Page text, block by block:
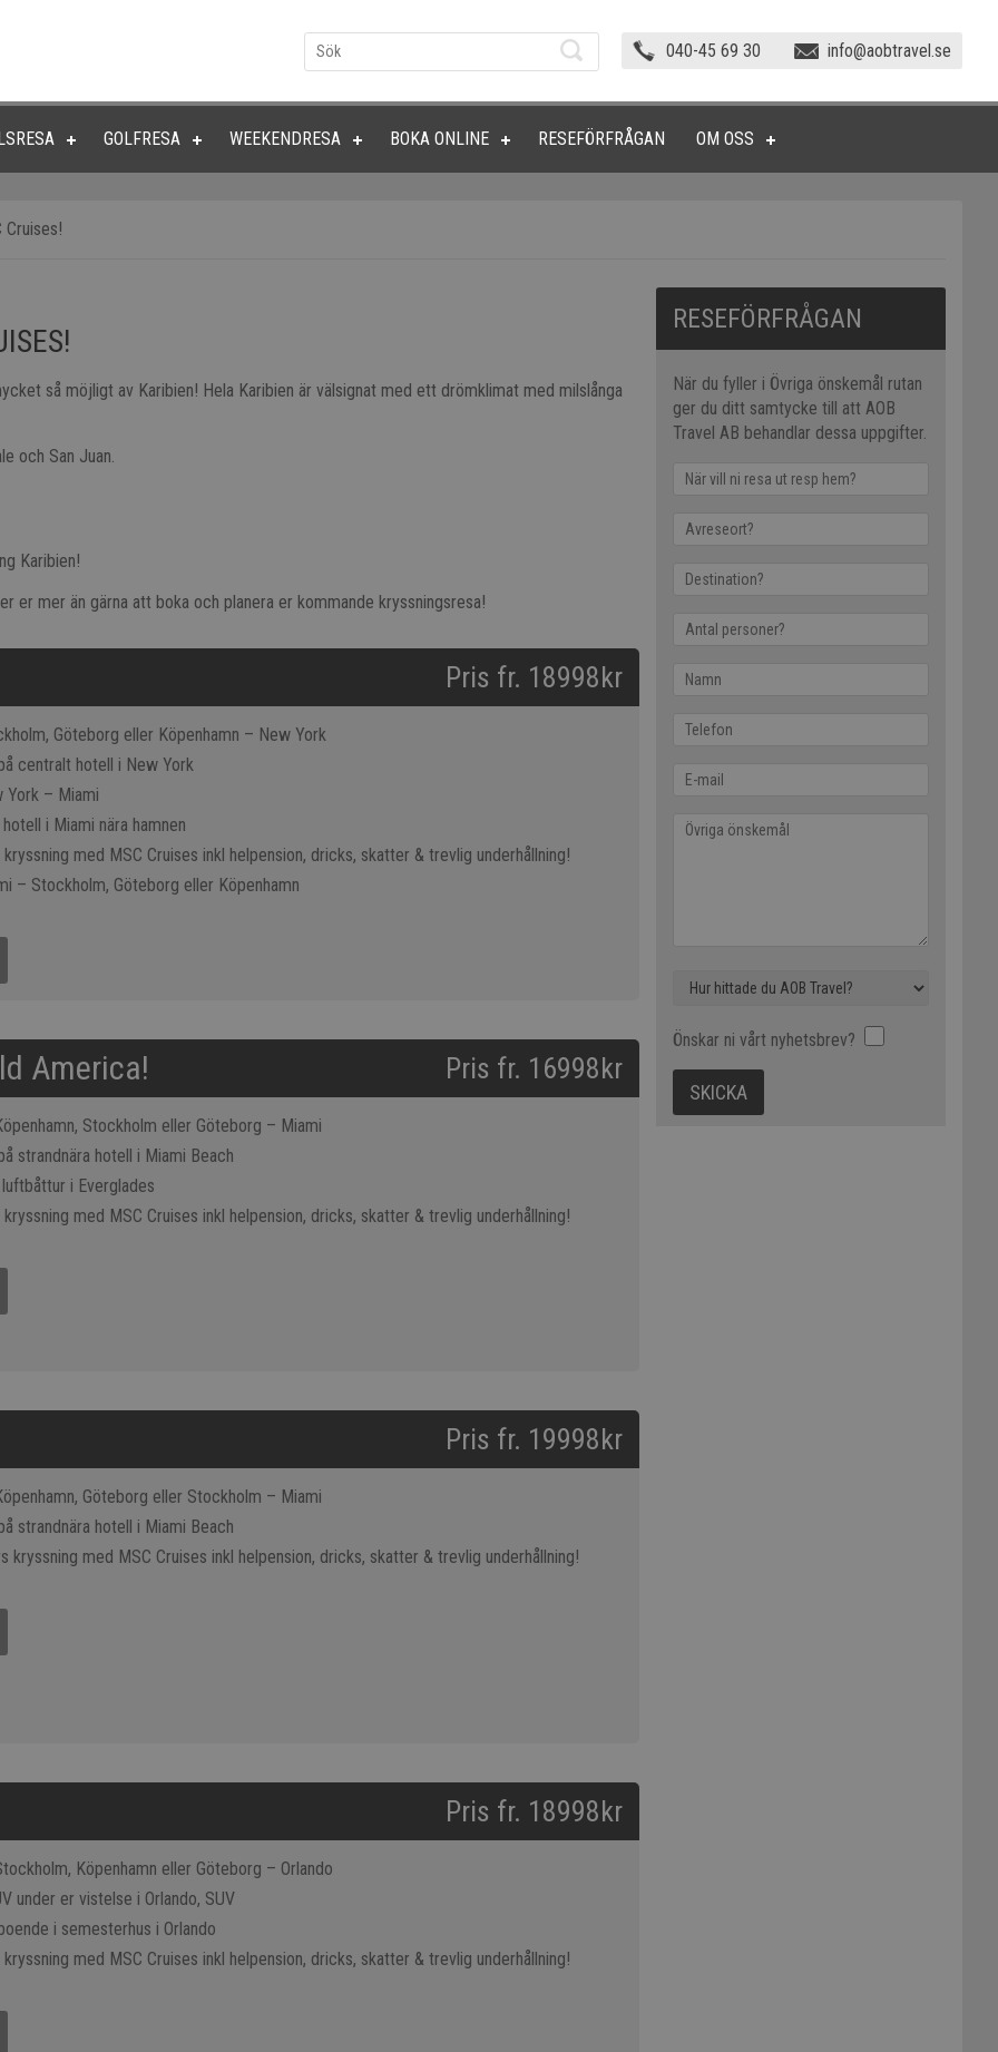
040-45 69 30 info@aobtravel.se
GOLFRESA WEEKENDRESA BOKA ONLINE RESEFÖRFRÅGAN OM OSS
Cruises!
så möjligt av Karibien! Hela Karibien är välsignat med ett drömklimat med milslånga
och San Juan.
Karibien!
er mer än gärna att boka och planera er kommande kryssningsresa!
Pris fr. 18998kr
Göteborg eller Köpenhamn – New York
centralt hotell i New York
York – Miami
i Miami nära hamnen
med MSC Cruises inkl helpension, dricks, skatter & trevlig underhållning!
– Stockholm, Göteborg eller Köpenhamn
America! Pris fr. 16998kr
Stockholm eller Göteborg – Miami
strandnära hotell i Miami Beach
i Everglades
med MSC Cruises inkl helpension, dricks, skatter & trevlig underhållning!
Pris fr. 19998kr
Göteborg eller Stockholm – Miami
strandnära hotell i Miami Beach
kryssning med MSC Cruises inkl helpension, dricks, skatter & trevlig underhållning!
Pris fr. 18998kr
Köpenhamn eller Göteborg – Orlando
under er vistelse i Orlando, SUV
i semesterhus i Orlando
med MSC Cruises inkl helpension, dricks, skatter & trevlig underhållning!
RESEFÖRFRÅGAN
När du fyller i Övriga önskemål rutan
ger du ditt samtycke till att AOB
Travel AB behandlar dessa uppgifter.
Önskar ni vårt nyhetsbrev?